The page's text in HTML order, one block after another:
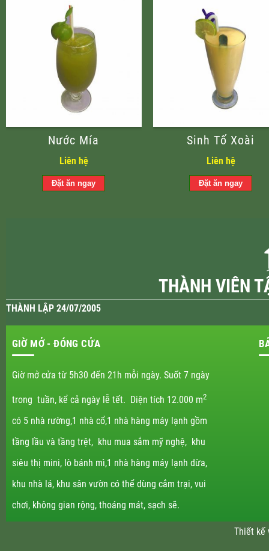
Nước Mía
Liên hệ
Sinh Tố Xoài
Liên hệ
THÀNH VIÊN
THÀNH LẬP 24/07/2005
GIỜ MỞ - ĐÓNG CỬA
Giờ mở cửa từ 5h30 đến 21h mỗi ngày. Suốt 7 ngày
trong tuần, kể cả ngày lễ tết. Diện tích 12.000 m2
có 5 nhà rường,1 nhà cổ,1 nhà hàng máy lạnh gồm
tầng lầu và tầng trệt, khu mua sắm mỹ nghệ, khu
siêu thị mini, lò bánh mì,1 nhà hàng máy lạnh dừa,
khu nhà lá, khu sân vườn có thể dùng cắm trại, vui
chơi, không gian rộng, thoáng mát, sạch sẽ.
Thiết kế